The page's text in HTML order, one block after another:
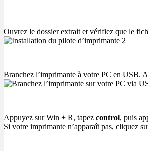
Ouvrez le dossier extrait et vérifiez que le
Branchez l’imprimante à votre PC en USB.
Appuyez sur Win + R, tapez control, puis
Si votre imprimante n’apparaît pas, cliquez